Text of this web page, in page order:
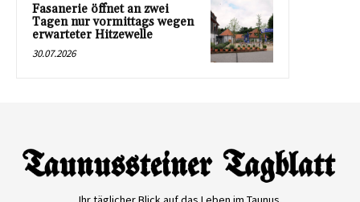
Fasanerie öffnet an zwei
Tagen nur vormittags wegen
erwarteter Hitzewelle
30.07.2026